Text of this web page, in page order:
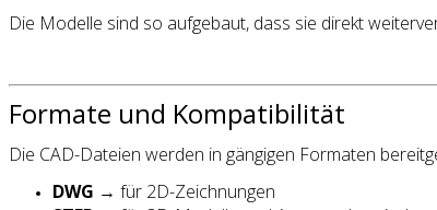
Die Modelle sind so aufgebaut, dass sie direkt
Formate und Kompatibilität
Die CAD-Dateien werden in gängigen Formaten
DWG → für 2D-Zeichnungen